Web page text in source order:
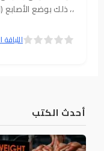
أحدث الكتب
،، ذلك بوضع الأصابع
النبضات التي نحسها
اللياقة